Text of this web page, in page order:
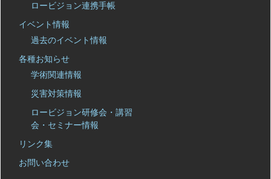
ロービジョン連携手帳
イベント情報
過去のイベント情報
各種お知らせ
学術関連情報
災害対策情報
ロービジョン研修会・講習
会・セミナー情報
リンク集
お問い合わせ